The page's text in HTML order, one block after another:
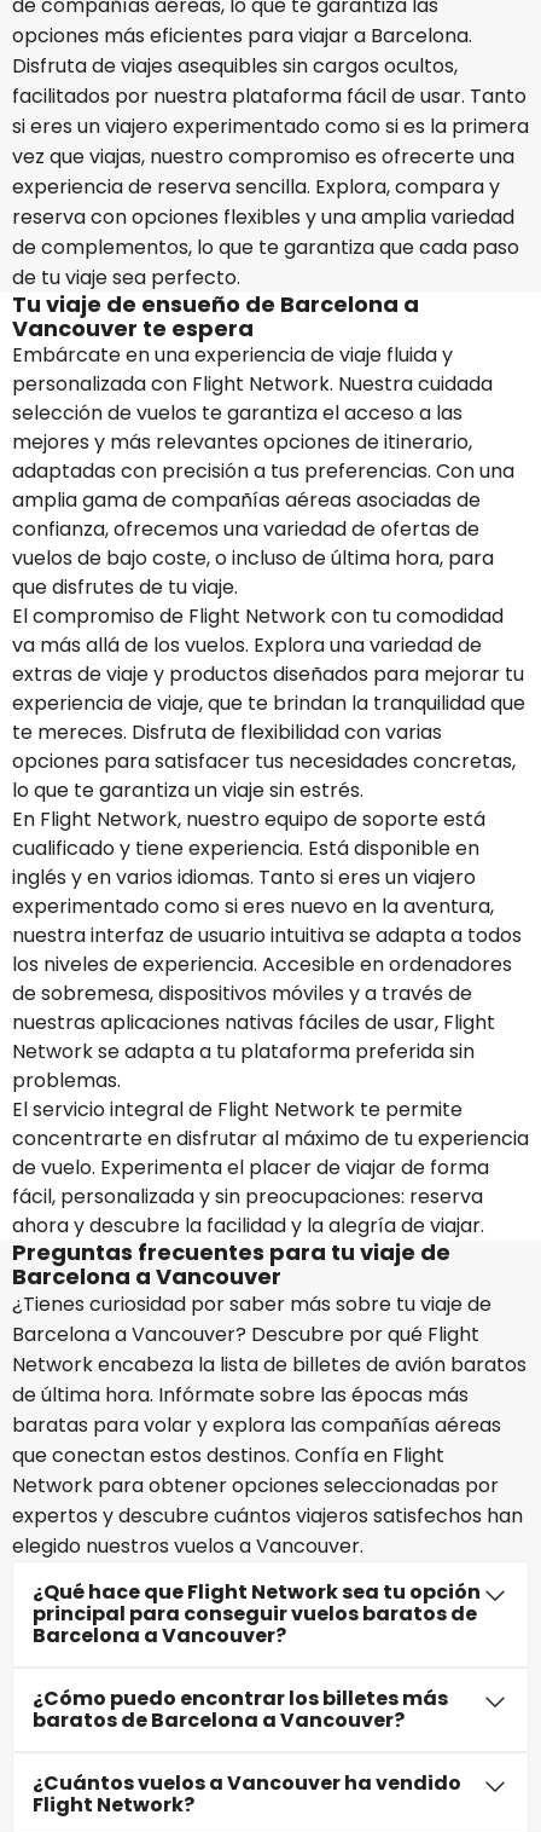
opciones más eficientes para viajar a Barcelona.
Disfruta de viajes asequibles sin cargos ocultos,
facilitados por nuestra plataforma fácil de usar. Tanto
si eres un viajero experimentado como si es la primera
vez que viajas, nuestro compromiso es ofrecerte una
experiencia de reserva sencilla. Explora, compara y
reserva con opciones flexibles y una amplia variedad
de complementos, lo que te garantiza que cada paso
de tu viaje sea perfecto.
Tu viaje de ensueño de Barcelona a
Vancouver te espera
Embárcate en una experiencia de viaje fluida y
personalizada con Flight Network. Nuestra cuidada
selección de vuelos te garantiza el acceso a las
mejores y más relevantes opciones de itinerario,
adaptadas con precisión a tus preferencias. Con una
amplia gama de compañías aéreas asociadas de
confianza, ofrecemos una variedad de ofertas de
vuelos de bajo coste, o incluso de última hora, para
que disfrutes de tu viaje.
El compromiso de Flight Network con tu comodidad
va más allá de los vuelos. Explora una variedad de
extras de viaje y productos diseñados para mejorar tu
experiencia de viaje, que te brindan la tranquilidad que
te mereces. Disfruta de flexibilidad con varias
opciones para satisfacer tus necesidades concretas,
lo que te garantiza un viaje sin estrés.
En Flight Network, nuestro equipo de soporte está
cualificado y tiene experiencia. Está disponible en
inglés y en varios idiomas. Tanto si eres un viajero
experimentado como si eres nuevo en la aventura,
nuestra interfaz de usuario intuitiva se adapta a todos
los niveles de experiencia. Accesible en ordenadores
de sobremesa, dispositivos móviles y a través de
nuestras aplicaciones nativas fáciles de usar, Flight
Network se adapta a tu plataforma preferida sin
problemas.
El servicio integral de Flight Network te permite
concentrarte en disfrutar al máximo de tu experiencia
de vuelo. Experimenta el placer de viajar de forma
fácil, personalizada y sin preocupaciones: reserva
ahora y descubre la facilidad y la alegría de viajar.
Preguntas frecuentes para tu viaje de
Barcelona a Vancouver
¿Tienes curiosidad por saber más sobre tu viaje de
Barcelona a Vancouver? Descubre por qué Flight
Network encabeza la lista de billetes de avión baratos
de última hora. Infórmate sobre las épocas más
baratas para volar y explora las compañías aéreas
que conectan estos destinos. Confía en Flight
Network para obtener opciones seleccionadas por
expertos y descubre cuántos viajeros satisfechos han
elegido nuestros vuelos a Vancouver.
¿Qué hace que Flight Network sea tu opción
principal para conseguir vuelos baratos de
Barcelona a Vancouver?
¿Cómo puedo encontrar los billetes más
baratos de Barcelona a Vancouver?
¿Cuántos vuelos a Vancouver ha vendido
Flight Network?